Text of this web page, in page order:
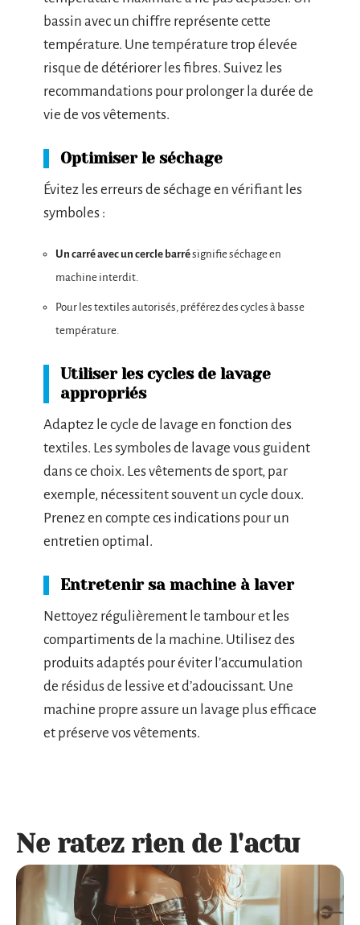
bassin avec un chiffre représente cette
température. Une température trop élevée
risque de détériorer les fibres. Suivez les
recommandations pour prolonger la durée de
vie de vos vêtements.
Optimiser le séchage
Évitez les erreurs de séchage en vérifiant les
symboles :
Un carré avec un cercle barrésignifie séchage en
machine interdit.
Pour les textiles autorisés, préférez des cycles à basse
température.
Utiliser les cycles de lavage
appropriés
Adaptez le cycle de lavage en fonction des
textiles. Les symboles de lavage vous guident
dans ce choix. Les vêtements de sport, par
exemple, nécessitent souvent un cycle doux.
Prenez en compte ces indications pour un
entretien optimal.
Entretenir sa machine à laver
Nettoyez régulièrement le tambour et les
compartiments de la machine. Utilisez des
produits adaptés pour éviter l’accumulation
de résidus de lessive et d’adoucissant. Une
machine propre assure un lavage plus efficace
et préserve vos vêtements.
Ne ratez rien de l'actu